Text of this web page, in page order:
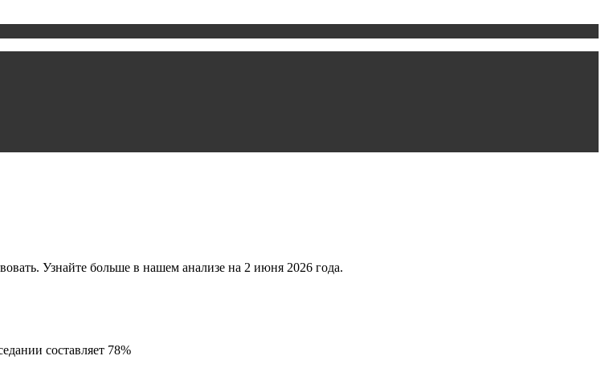
Узнайте больше в нашем анализе на 2 июня 2026 года.
составляет 78%